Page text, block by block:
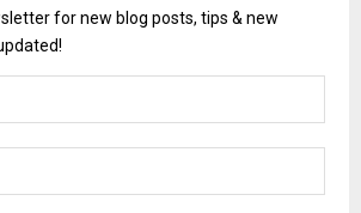
for new blog posts, tips & new